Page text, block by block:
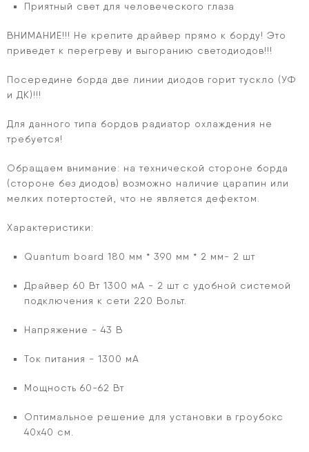
Приятный свет для человеческого глаза
ВНИМАНИЕ!!! Не крепите драйвер прямо к борду! Это
приведет к перегреву и выгоранию светодиодов!!!
Посередине борда две линии диодов горит тускло (УФ
и ДК)!!!
Для данного типа бордов радиатор охлаждения не
требуется!
Обращаем внимание: на технической стороне борда
(стороне без диодов) возможно наличие царапин или
мелких потертостей, что не является дефектом.
Характеристики:
Quantum board 180 мм * 390 мм * 2 мм- 2 шт
Драйвер 60 Вт 1300 мА - 2 шт с удобной системой
подключения к сети 220 Вольт.
Напряжение - 43 В
Ток питания - 1300 мА
Мощность 60-62 Вт
Оптимальное решение для установки в гроубокс
40х40 см.